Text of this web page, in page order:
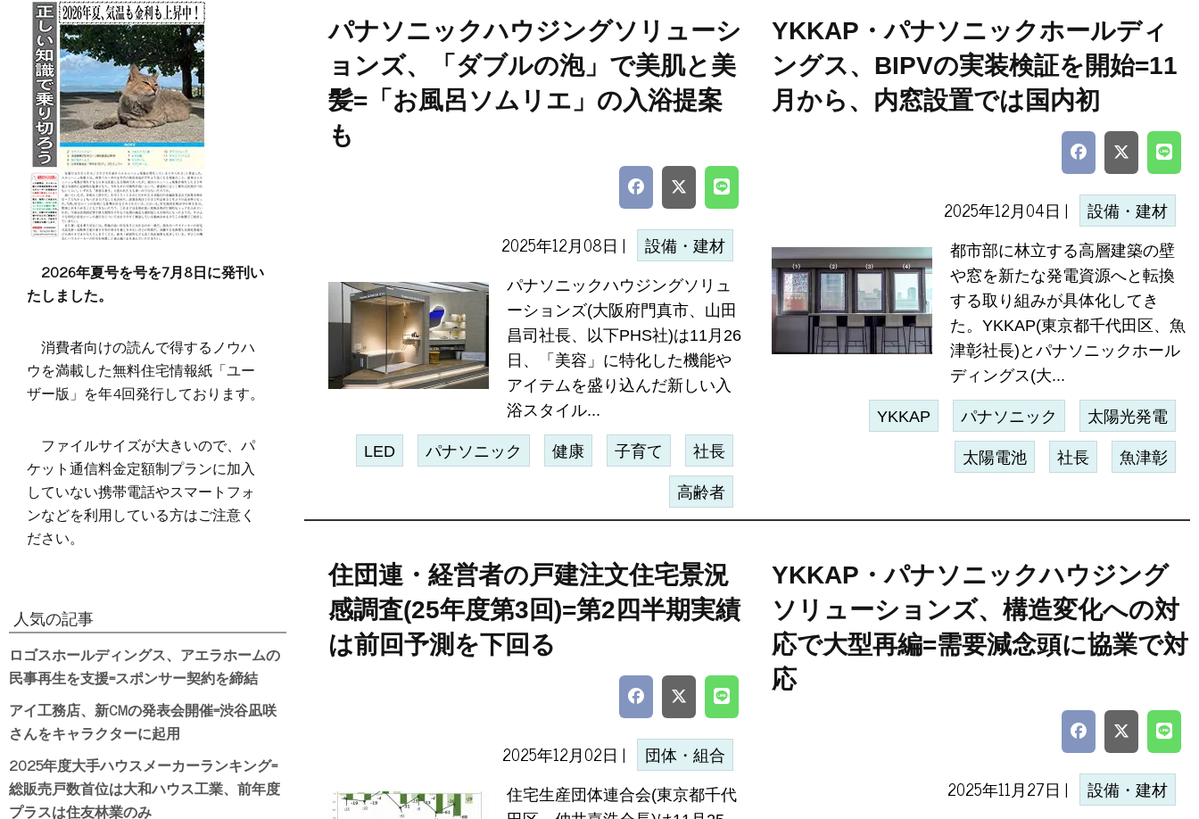
パナソニックハウジングソリューシ
ョンズ、「ダブルの泡」で美肌と美
髪=「お風呂ソムリエ」の入浴提案
も
2025年12月08日 | 設備・建材
パナソニックハウジングソリュ
ーションズ(大阪府門真市、山田
昌司社長、以下PHS社)は11月26
日、「美容」に特化した機能や
アイテムを盛り込んだ新しい入
浴スタイル...
LED パナソニック 健康 子育て 社長
高齢者
YKKAP・パナソニックホールディ
ングス、BIPVの実装検証を開始=11
月から、内窓設置では国内初
2025年12月04日 | 設備・建材
都市部に林立する高層建築の壁
や窓を新たな発電資源へと転換
する取り組みが具体化してき
た。YKKAP(東京都千代田区、魚
津彰社長)とパナソニックホール
ディングス(大...
YKKAP パナソニック 太陽光発電
太陽電池 社長 魚津彰
住団連・経営者の戸建注文住宅景況
感調査(25年度第3回)=第2四半期実績
は前回予測を下回る
2025年12月02日 | 団体・組合
住宅生産団体連合会(東京都千代
YKKAP・パナソニックハウジング
ソリューションズ、構造変化への対
応で大型再編=需要減念頭に協業で対
応
2025年11月27日 | 設備・建材
2026年夏号を号を7月8日に発刊い
たしました。
消費者向けの読んで得するノウハ
ウを満載した無料住宅情報紙「ユー
ザー版」を年4回発行しております。
ファイルサイズが大きいので、パ
ケット通信料金定額制プランに加入
していない携帯電話やスマートフォ
ンなどを利用している方はご注意く
ださい。
人気の記事
ロゴスホールディングス、アエラホームの
民事再生を支援=スポンサー契約を締結
アイ工務店、新CMの発表会開催=渋谷凪咲
さんをキャラクターに起用
2025年度大手ハウスメーカーランキング=
総販売戸数首位は大和ハウス工業、前年度
プラスは住友林業のみ